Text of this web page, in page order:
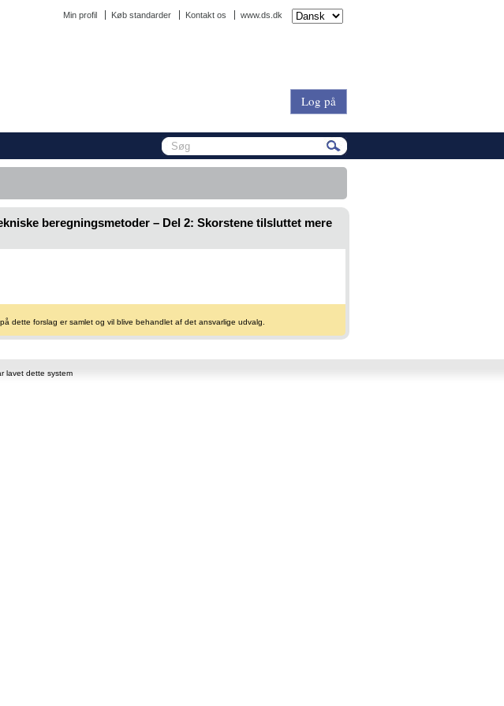
Min profil Køb standarder Kontakt os www.ds.dk
Log på
beregningsmetoder – Del 2: Skorstene tilsluttet mere
dette forslag er samlet og vil blive behandlet af det ansvarlige udvalg.
lavet dette system